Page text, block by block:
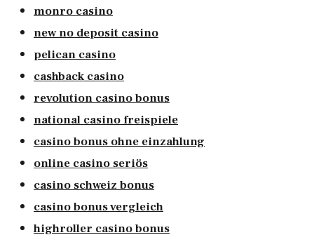
monro casino
new no deposit casino
pelican casino
cashback casino
revolution casino bonus
national casino freispiele
casino bonus ohne einzahlung
online casino seriös
casino schweiz bonus
casino bonus vergleich
highroller casino bonus